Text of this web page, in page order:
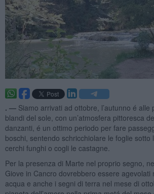
. — Siamo arrivati ad ottobre, l’autunno é alle
blandi del sole, con un’atmosfera pittoresca
danzanti, é un ottimo periodo per fare
boschi, sentendo schricchiolare le foglie sotto
cerchi funghi o cogli le castagne.
Per la presenza di Marte nel proprio segno,
Giove in Cancro dovrebbero essere agevolati
acqua e anche i segni di terra nel mese di